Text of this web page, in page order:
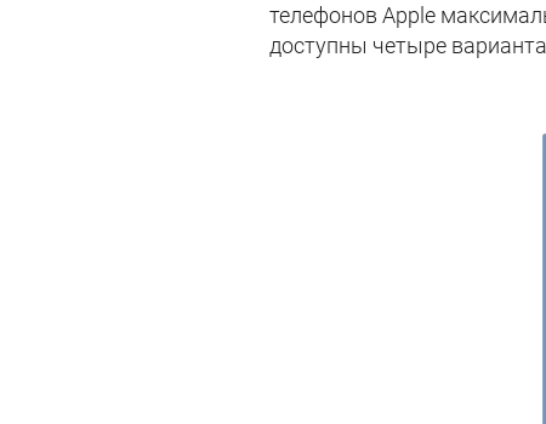
телефонов Apple
доступны четыре